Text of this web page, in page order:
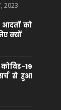
2023
को
क्यों
19
से हुआ